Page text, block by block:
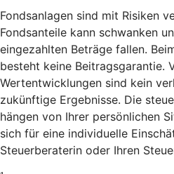
Fondsanlagen sind mit Risiken
Fondsanteile kann schwanken
eingezahlten Beträge fallen.
besteht keine Beitragsgarantie.
Wertentwicklungen sind kein
zukünftige Ergebnisse. Die
hängen von Ihrer persönlichen
sich für eine individuelle
Steuerberaterin oder Ihren